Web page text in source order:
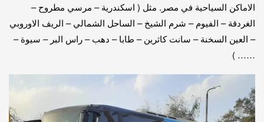
الاماكن السياحية في مصر. مثل ( اسكندرية – مرسي مطروح –
الغردقة – الفيوم – شرم الشيخ – الساحل الشمالي – الريف الاوروبي
– العين السخنة – سانت كاثرين – طابا – دهب – راس البر – سيوة –
…… )